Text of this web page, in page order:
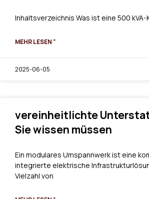
Inhaltsverzeichnis Was ist eine 500
MEHR LESEN "
2025-06-05
vereinheitlichte
Sie wissen müssen
Ein modulares Umspannwerk ist eine
integrierte elektrische
Vielzahl von